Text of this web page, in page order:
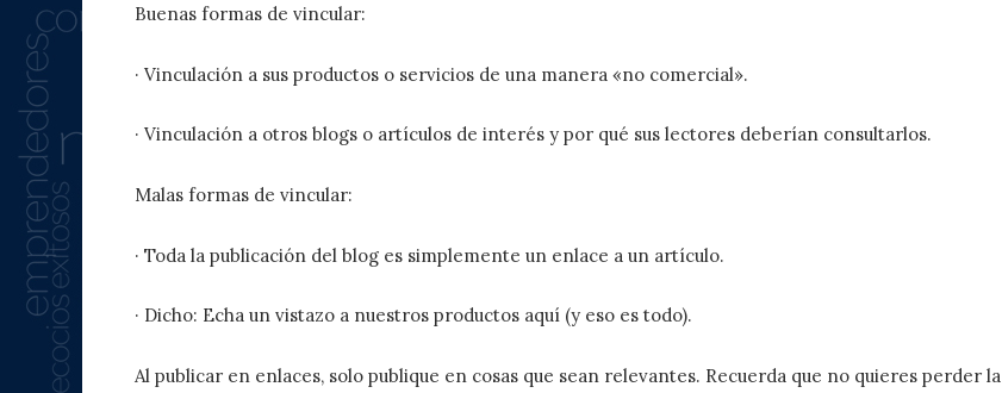
Buenas formas de vincular:
· Vinculación a sus productos o servicios de una manera «no comercial».
· Vinculación a otros blogs o artículos de interés y por qué sus lectores deberían consultarlos.
Malas formas de vincular:
· Toda la publicación del blog es simplemente un enlace a un artículo.
· Dicho: Echa un vistazo a nuestros productos aquí (y eso es todo).
Al publicar en enlaces, solo publique en cosas que sean relevantes. Recuerda que no quieres perder la